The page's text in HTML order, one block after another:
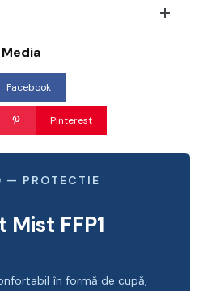
Facebook
Pinterest
— PROTECTIE
Mist FFP1
în formă de cupă,